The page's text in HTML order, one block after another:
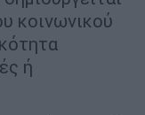
κοινωνικού
ή